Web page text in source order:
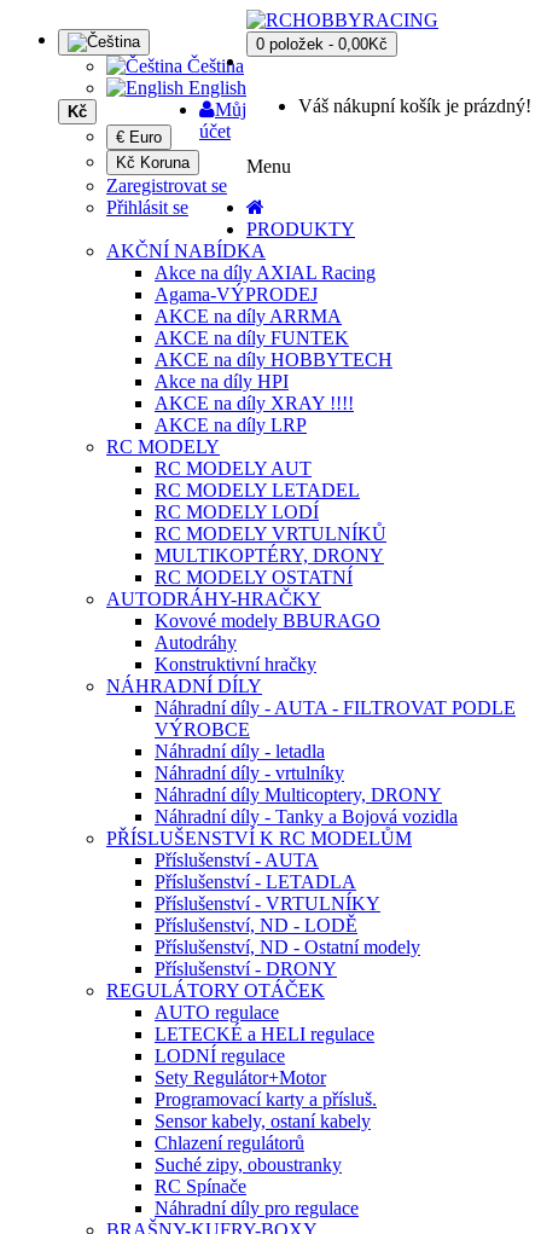
Čeština
English
Kč
€ Euro
Kč Koruna
Můj
účet
Zaregistrovat se
Přihlásit se
0 položek - 0,00Kč
Váš nákupní košík je prázdný!
Menu
PRODUKTY
AKČNÍ NABÍDKA
Akce na díly AXIAL Racing
Agama-VÝPRODEJ
AKCE na díly ARRMA
AKCE na díly FUNTEK
AKCE na díly HOBBYTECH
Akce na díly HPI
AKCE na díly XRAY !!!!
AKCE na díly LRP
RC MODELY
RC MODELY AUT
RC MODELY LETADEL
RC MODELY LODÍ
RC MODELY VRTULNÍKŮ
MULTIKOPTÉRY, DRONY
RC MODELY OSTATNÍ
AUTODRÁHY-HRAČKY
Kovové modely BBURAGO
Autodráhy
Konstruktivní hračky
NÁHRADNÍ DÍLY
Náhradní díly - AUTA - FILTROVAT PODLE
VÝROBCE
Náhradní díly - letadla
Náhradní díly - vrtulníky
Náhradní díly Multicoptery, DRONY
Náhradní díly - Tanky a Bojová vozidla
PŘÍSLUŠENSTVÍ K RC MODELŮM
Příslušenství - AUTA
Příslušenství - LETADLA
Příslušenství - VRTULNÍKY
Příslušenství, ND - LODĚ
Příslušenství, ND - Ostatní modely
Příslušenství - DRONY
REGULÁTORY OTÁČEK
AUTO regulace
LETECKÉ a HELI regulace
LODNÍ regulace
Sety Regulátor+Motor
Programovací karty a přísluš.
Sensor kabely, ostaní kabely
Chlazení regulátorů
Suché zipy, oboustranky
RC Spínače
Náhradní díly pro regulace
BRAŠNY-KUFRY-BOXY